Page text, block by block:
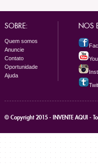
SOBRE:
Quem somos
Anuncie
Contato
Oportunidade
Ajuda
NOS
© Copyright 2015 - INVENTE AQUI -